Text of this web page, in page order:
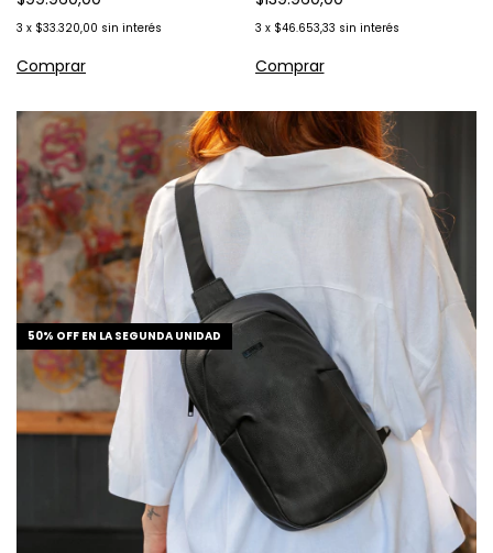
3 x $33.320,00 sin interés 3 x $46.653,33 sin interés
50% OFF EN LA SEGUNDA UNIDAD